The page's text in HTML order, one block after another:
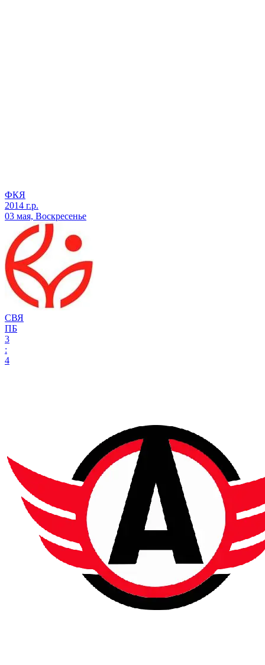
ФКЯ
2014 г.р.
03 мая, Воскресенье
СВЯ
ПБ
3
:
4